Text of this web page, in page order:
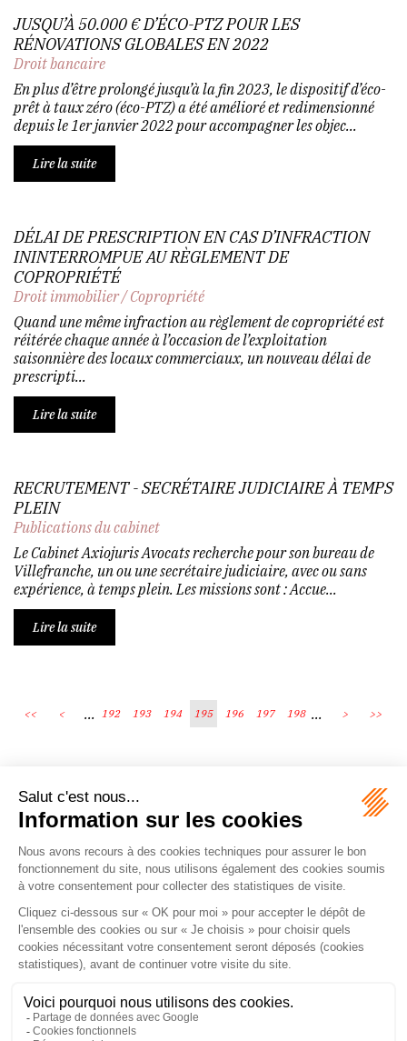
JUSQU’À 50.000 € D’ÉCO-PTZ POUR LES
RÉNOVATIONS GLOBALES EN 2022
Droit bancaire
En plus d’être prolongé jusqu’à la fin 2023, le dispositif d’éco-
prêt à taux zéro (éco-PTZ) a été amélioré et redimensionné
depuis le 1er janvier 2022 pour accompagner les objec...
Lire la suite
DÉLAI DE PRESCRIPTION EN CAS D’INFRACTION
ININTERROMPUE AU RÈGLEMENT DE
COPROPRIÉTÉ
Droit immobilier/Copropriété
Quand une même infraction au règlement de copropriété est
réitérée chaque année à l’occasion de l’exploitation
saisonnière des locaux commerciaux, un nouveau délai de
prescripti...
Lire la suite
RECRUTEMENT - SECRÉTAIRE JUDICIAIRE À TEMPS
PLEIN
Publications du cabinet
Le Cabinet Axiojuris Avocats recherche pour son bureau de
Villefranche, un ou une secrétaire judiciaire, avec ou sans
expérience, à temps plein. Les missions sont : Accue...
Lire la suite
<< < ... 192 193 194 195 196 197 198 ... > >>
Écosystème
Carrières
Honoraires
Contacts
Mentions légales
Plan du site
Espace client